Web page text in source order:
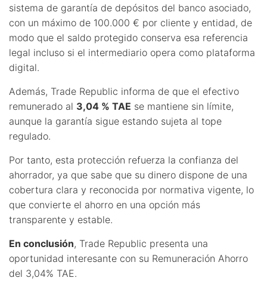
sistema de garantía de depósitos del banco asociado,
con un máximo de 100.000 € por cliente y entidad, de
modo que el saldo protegido conserva esa referencia
legal incluso si el intermediario opera como plataforma
digital.
Además, Trade Republic informa de que el efectivo
remunerado al 3,04 % TAE se mantiene sin límite,
aunque la garantía sigue estando sujeta al tope
regulado.
Por tanto, esta protección refuerza la confianza del
ahorrador, ya que sabe que su dinero dispone de una
cobertura clara y reconocida por normativa vigente, lo
que convierte el ahorro en una opción más
transparente y estable.
En conclusión, Trade Republic presenta una
oportunidad interesante con su Remuneración Ahorro
del 3,04% TAE.